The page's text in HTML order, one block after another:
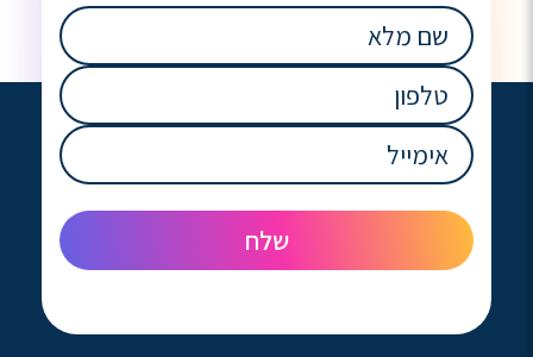
שם
מלא
(חובה)
טלפון
(חובה)
אימייל
(חובה)